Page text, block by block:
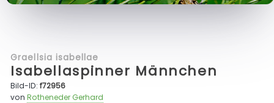
Graellsia isabellae
Isabellaspinner Männchen
Bild-ID:f72956
vonRotheneder Gerhard